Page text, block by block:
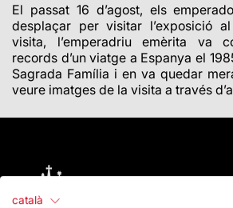
El passat 16 d’agost, els
desplaçar per visitar l’exposició
visita, l’emperadriu emèrita va
records d’un viatge a Espanya el
Sagrada Família i en va quedar
veure imatges de la visita a través
català